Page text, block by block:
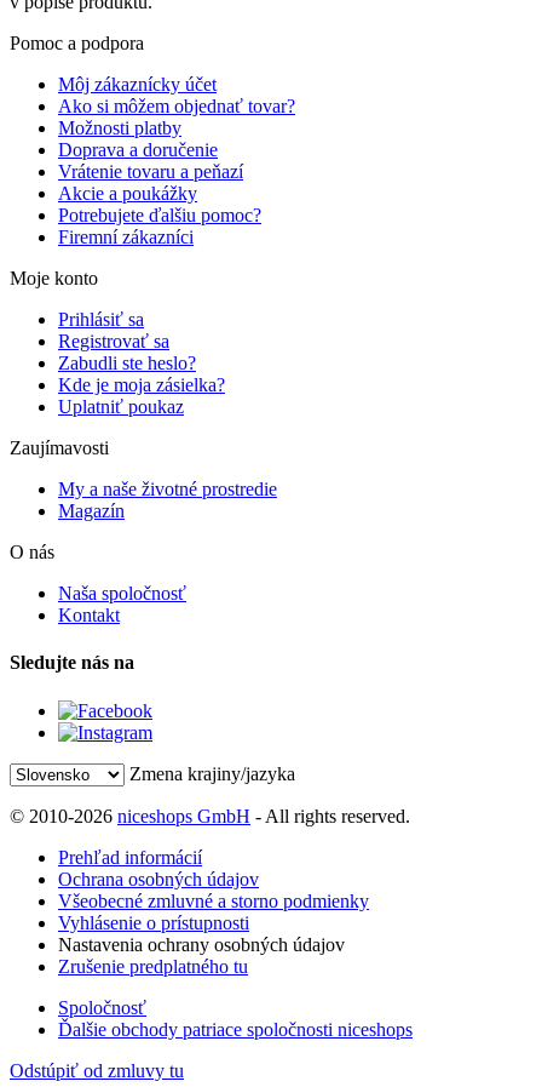
Pomoc a podpora
Môj zákaznícky účet
Ako si môžem objednať tovar?
Možnosti platby
Doprava a doručenie
Vrátenie tovaru a peňazí
Akcie a poukážky
Potrebujete ďalšiu pomoc?
Firemní zákazníci
Moje konto
Prihlásiť sa
Registrovať sa
Zabudli ste heslo?
Kde je moja zásielka?
Uplatniť poukaz
Zaujímavosti
My a naše životné prostredie
Magazín
O nás
Naša spoločnosť
Kontakt
Sledujte nás na
Zmena krajiny/jazyka
© 2010-2026 niceshops GmbH - All rights reserved.
Prehľad informácií
Ochrana osobných údajov
Všeobecné zmluvné a storno podmienky
Vyhlásenie o prístupnosti
Nastavenia ochrany osobných údajov
Zrušenie predplatného tu
Spoločnosť
Ďalšie obchody patriace spoločnosti niceshops
Odstúpiť od zmluvy tu